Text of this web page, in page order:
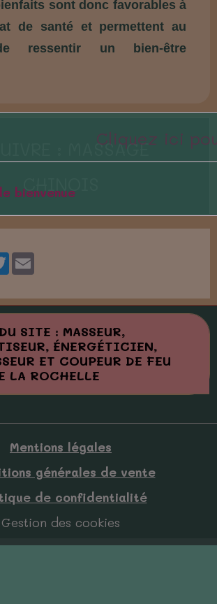
sont donc favorables à
de santé et permettent au
ressentir un bien-être
: MASSAGE
CHINOIS
Twitter
SITE : MASSEUR,
ÉNERGÉTICIEN,
ET COUPEUR DE FEU
LA ROCHELLE
Mentions légales
générales de vente
de confidentialité
Gestion des cookies
Cliquez ici